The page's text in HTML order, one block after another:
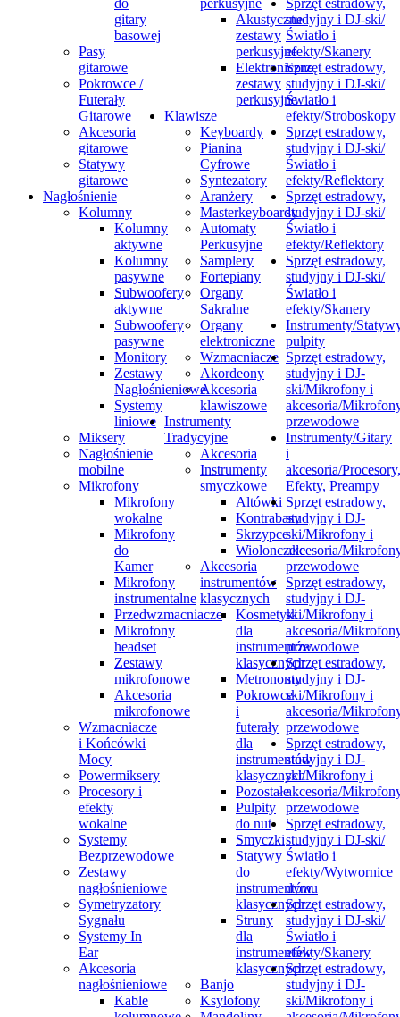
do
gitary
basowej
Pasy
gitarowe
Pokrowce /
Futerały
Gitarowe
Akcesoria
gitarowe
Statywy
gitarowe
Nagłośnienie
Kolumny
Kolumny
aktywne
Kolumny
pasywne
Subwoofery
aktywne
Subwoofery
pasywne
Monitory
Zestawy
Nagłośnieniowe
Systemy
liniowe
Miksery
Nagłośnienie
mobilne
Mikrofony
Mikrofony
wokalne
Mikrofony
do
Kamer
Mikrofony
instrumentalne
Przedwzmacniacze
Mikrofony
headset
Zestawy
mikrofonowe
Akcesoria
mikrofonowe
Wzmacniacze
i Końcówki
Mocy
Powermiksery
Procesory i
efekty
wokalne
Systemy
Bezprzewodowe
Zestawy
nagłośnieniowe
Symetryzatory
Sygnału
Systemy In
Ear
Akcesoria
nagłośnieniowe
Kable
perkusyjne
Akustyczne
zestawy
perkusyjne
Elektroniczne
zestawy
perkusyjne
Klawisze
Keyboardy
Pianina
Cyfrowe
Syntezatory
Aranżery
Masterkeyboardy
Automaty
Perkusyjne
Samplery
Fortepiany
Organy
Sakralne
Organy
elektroniczne
Wzmacniacze
Akordeony
Akcesoria
klawiszowe
Instrumenty
Tradycyjne
Akcesoria
Instrumenty
smyczkowe
Altówki
Kontrabasy
Skrzypce
Wiolonczele
Akcesoria
instrumentów
klasycznych
Kosmetyki
dla
instrumentów
klasycznych
Metronomy
Pokrowce
i
futerały
dla
instrumentów
klasycznych
Pozostałe
Pulpity
do nut
Smyczki
Statywy
do
instrumentów
klasycznych
Struny
dla
instrumentów
klasycznych
Banjo
Ksylofony
Sprzęt estradowy,
studyjny i DJ-ski/
Światło i
efekty/Skanery
Sprzęt estradowy,
studyjny i DJ-ski/
Światło i
efekty/Stroboskopy
Sprzęt estradowy,
studyjny i DJ-ski/
Światło i
efekty/Reflektory
Sprzęt estradowy,
studyjny i DJ-ski/
Światło i
efekty/Reflektory
Sprzęt estradowy,
studyjny i DJ-ski/
Światło i
efekty/Skanery
Instrumenty/
pulpity
Sprzęt estradowy,
studyjny i DJ-
ski/Mikrofony i
akcesoria/
przewodowe
Instrumenty/Gitary
i
akcesoria/Procesory,
Efekty, Preampy
Sprzęt estradowy,
studyjny i DJ-
ski/Mikrofony i
akcesoria/
przewodowe
Sprzęt estradowy,
studyjny i DJ-
ski/Mikrofony i
akcesoria/
przewodowe
Sprzęt estradowy,
studyjny i DJ-
ski/Mikrofony i
akcesoria/
przewodowe
Sprzęt estradowy,
studyjny i DJ-
ski/Mikrofony i
akcesoria/
przewodowe
Sprzęt estradowy,
studyjny i DJ-ski/
Światło i
efekty/Wytwornice
dymu
Sprzęt estradowy,
studyjny i DJ-ski/
Światło i
efekty/Skanery
Sprzęt estradowy,
studyjny i DJ-
ski/Mikrofony i